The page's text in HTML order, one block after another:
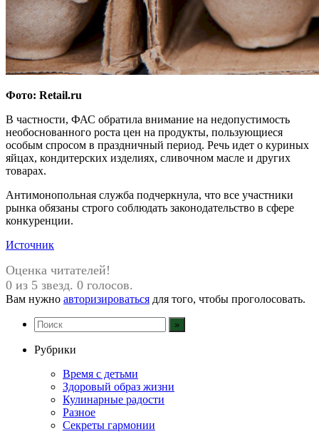
Фото: Retail.ru
В частности, ФАС обратила внимание на недопустимость
необоснованного роста цен на продукты, пользующиеся
особым спросом в праздничный период. Речь идет о куриных
яйцах, кондитерских изделиях, сливочном масле и других
товарах.
Антимонопольная служба подчеркнула, что все участники
рынка обязаны строго соблюдать законодательство в сфере
конкуренции.
Источник
Оценка читателей!
0 из 5 звезд. 0 голосов.
Вам нужно авторизироваться для того, чтобы проголосовать.
Рубрики
Время с детьми
Здоровый образ жизни
Кулинарные радости
Разное
Секреты гармонии